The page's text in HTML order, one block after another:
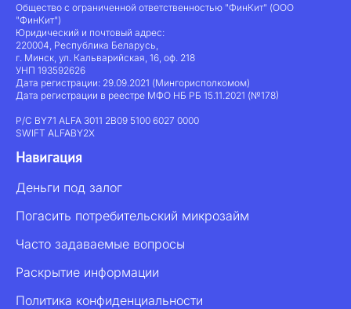
Общество с ограниченной ответственностью "ФинКит" (ООО
"ФинКит")
Юридический и почтовый адрес:
220004, Республика Беларусь,
г. Минск, ул. Кальварийская, 16, оф. 218
УНП 193592626
Дата регистрации: 29.09.2021 (Мингорисполкомом)
Дата регистрации в реестре МФО НБ РБ 15.11.2021 (№178)
Р/С BY71 ALFA 3011 2B09 5100 6027 0000
SWIFT ALFABY2X
Навигация
Деньги под залог
Погасить потребительский микрозайм
Часто задаваемые вопросы
Раскрытие информации
Политика конфиденциальности